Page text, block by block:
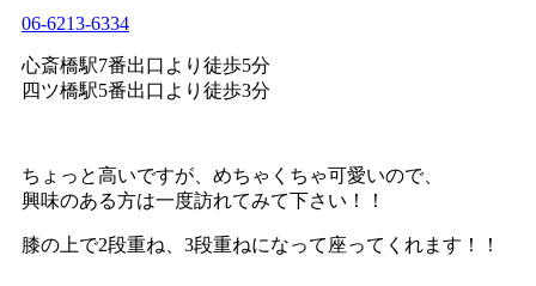
06-6213-6334
心斎橋駅7番出口より徒歩5分
四ツ橋駅5番出口より徒歩3分
ちょっと高いですが、めちゃくちゃ可愛いので、
興味のある方は一度訪れてみて下さい！！
膝の上で2段重ね、3段重ねになって座ってくれます！！